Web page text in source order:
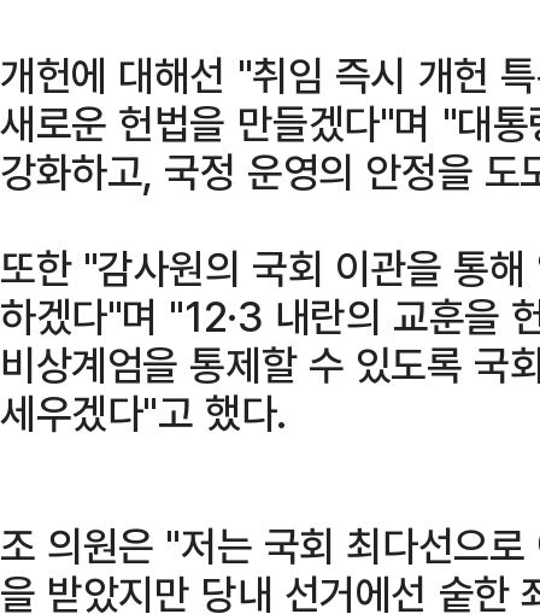
개헌에 대해선 "취임 즉시 개헌
새로운 헌법을 만들겠다"며 "대
강화하고, 국정 운영의 안정을 도
또한 "감사원의 국회 이관을 통
하겠다"며 "12·3 내란의 교훈을
비상계엄을 통제할 수 있도록 국
세우겠다"고 했다.
조 의원은 "저는 국회 최다선으
을 받았지만 당내 선거에선 숱한